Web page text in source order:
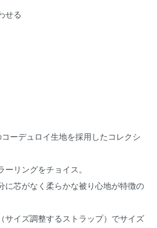
せる
ーデュロイ生地を採用したコレクシ
リングをチョイス。
に芯がなく柔らかな被り心地が特徴の
サイズ調整するストラップ）でサイズ